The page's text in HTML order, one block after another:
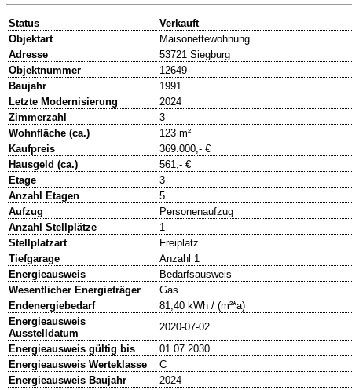
Status
Verkauft
Objektart
Maisonettewohnung
Adresse
53721 Siegburg
Objektnummer
12649
Baujahr
1991
Letzte Modernisierung
2024
Zimmerzahl
3
Wohnfläche (ca.)
123 m²
Kaufpreis
369.000,- €
Hausgeld (ca.)
561,- €
Etage
3
Anzahl Etagen
5
Aufzug
Personenaufzug
Anzahl Stellplätze
1
Stellplatzart
Freiplatz
Tiefgarage
Anzahl 1
Energieausweis
Bedarfsausweis
Wesentlicher Energieträger
Gas
Endenergiebedarf
81,40 kWh / (m²*a)
Energieausweis
Ausstelldatum
2020-07-02
Energieausweis gültig bis
01.07.2030
Energieausweis Werteklasse
C
Energieausweis Baujahr
2024